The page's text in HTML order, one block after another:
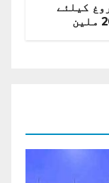
کیلئے
موبی لنک بینک میں 20 ملین